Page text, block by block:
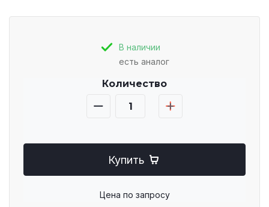
В наличии
есть аналог
Количество
Купить
Цена по запросу